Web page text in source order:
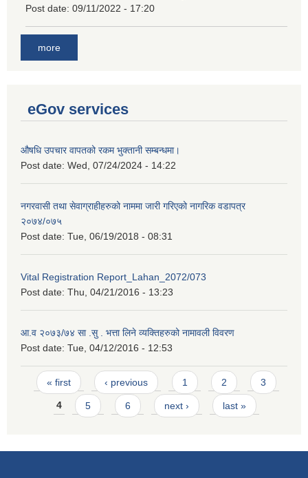
Post date: 09/11/2022 - 17:20
more
eGov services
औषधि उपचार वापतको रकम भुक्तानी सम्बन्धमा।
Post date: Wed, 07/24/2024 - 14:22
नगरवासी तथा सेवाग्राहीहरुको नाममा जारी गरिएको नागरिक वडापत्र
२०७४/०७५
Post date: Tue, 06/19/2018 - 08:31
Vital Registration Report_Lahan_2072/073
Post date: Thu, 04/21/2016 - 13:23
आ.व २०७३/७४ सा .सु . भत्ता लिने व्यक्तिहरुको नामावली विवरण
Post date: Tue, 04/12/2016 - 12:53
Pages
« first ‹ previous 1 2 3
4 5 6 next › last »